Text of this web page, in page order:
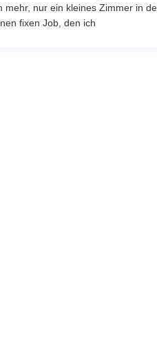
mehr, nur ein kleines Zimmer in
fixen Job, den ich